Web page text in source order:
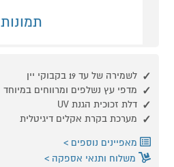
תמונות
לשמירה של עד 19 בקבוקי יין
מדפי עץ נשלפים ומרווחים במיוחד
דלת זכוכית הגנת UV
מערכת בקרת אקלים דיגיטלית
מאפיינים נוספים
משלוח ותנאי אספקה